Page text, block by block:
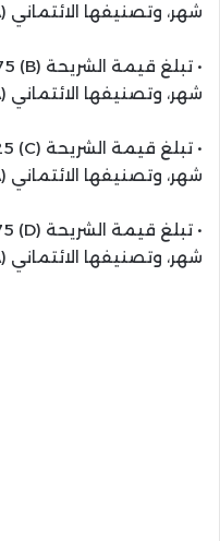
شهر، وتصنيفها الائتماني (AA+)
شهر، وتصنيفها الائتماني (AA)
شهر، وتصنيفها الائتماني (A+)
شهر، وتصنيفها الائتماني (A-)